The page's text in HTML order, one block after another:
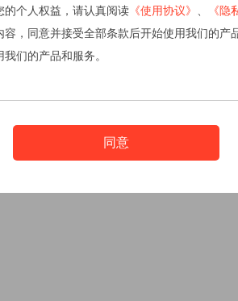
的个人权益，请认真阅读 《使用协议》 《隐
容，同意并接受全部条款后开始使用我们的产
们的产品和服务。
同意